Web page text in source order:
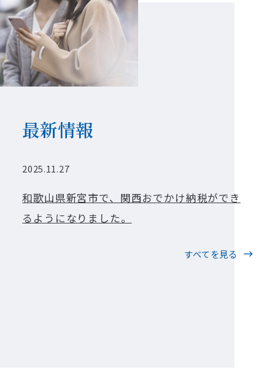
最新情報
2025.11.27
和歌山県新宮市で、関西おでかけ納税ができ
るようになりました。
すべてを見る